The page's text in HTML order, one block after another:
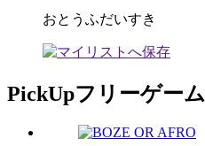
おとうふだいすき
PickUpフリーゲーム